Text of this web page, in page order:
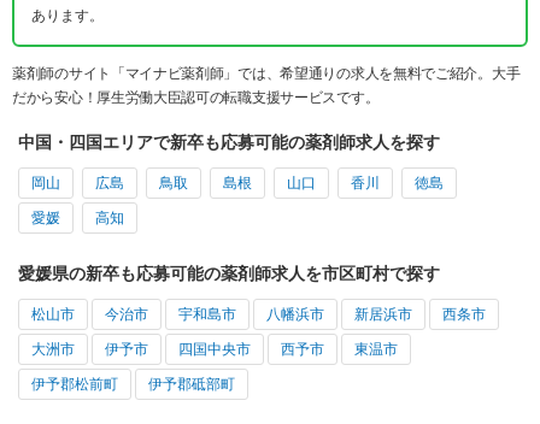
あります。
薬剤師のサイト「マイナビ薬剤師」では、希望通りの求人を無料でご紹介。大手
だから安心！厚生労働大臣認可の転職支援サービスです。
中国・四国エリアで新卒も応募可能の薬剤師求人を探す
岡山 広島 鳥取 島根 山口 香川 徳島
愛媛 高知
愛媛県の新卒も応募可能の薬剤師求人を市区町村で探す
松山市 今治市 宇和島市 八幡浜市 新居浜市 西条市
大洲市 伊予市 四国中央市 西予市 東温市
伊予郡松前町 伊予郡砥部町